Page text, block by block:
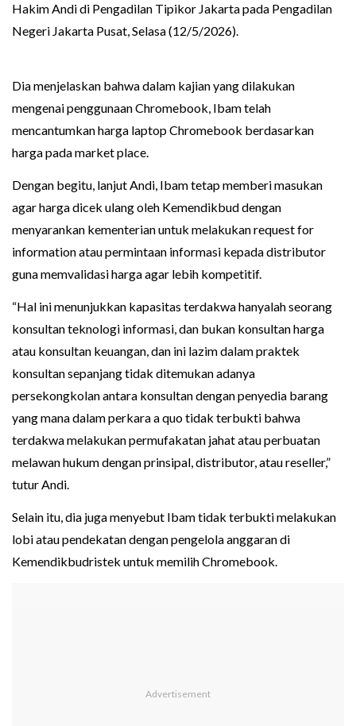
Hakim Andi di Pengadilan Tipikor Jakarta pada Pengadilan
Negeri Jakarta Pusat, Selasa (12/5/2026).
Dia menjelaskan bahwa dalam kajian yang dilakukan
mengenai penggunaan Chromebook, Ibam telah
mencantumkan harga laptop Chromebook berdasarkan
harga pada market place.
Dengan begitu, lanjut Andi, Ibam tetap memberi masukan
agar harga dicek ulang oleh Kemendikbud dengan
menyarankan kementerian untuk melakukan request for
information atau permintaan informasi kepada distributor
guna memvalidasi harga agar lebih kompetitif.
“Hal ini menunjukkan kapasitas terdakwa hanyalah seorang
konsultan teknologi informasi, dan bukan konsultan harga
atau konsultan keuangan, dan ini lazim dalam praktek
konsultan sepanjang tidak ditemukan adanya
persekongkolan antara konsultan dengan penyedia barang
yang mana dalam perkara a quo tidak terbukti bahwa
terdakwa melakukan permufakatan jahat atau perbuatan
melawan hukum dengan prinsipal, distributor, atau reseller,”
tutur Andi.
Selain itu, dia juga menyebut Ibam tidak terbukti melakukan
lobi atau pendekatan dengan pengelola anggaran di
Kemendikbudristek untuk memilih Chromebook.